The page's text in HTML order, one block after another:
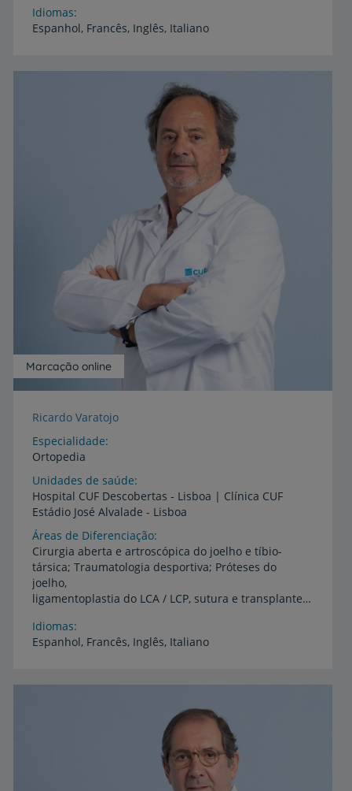
Idiomas
Espanhol, Francês, Inglês, Italiano
Marcação online
Ricardo Varatojo
Especialidade
Ortopedia
Unidades de saúde
Hospital CUF Descobertas - Lisboa | Clínica CUF
Estádio José Alvalade - Lisboa
Áreas de Diferenciação
Cirurgia aberta e artroscópica do joelho e tíbio-
társica; Traumatologia desportiva; Próteses do
joelho,
ligamentoplastia do LCA / LCP, sutura e transplante meniscal; Osteotomias da tíbia e femur
Idiomas
Espanhol, Francês, Inglês, Italiano